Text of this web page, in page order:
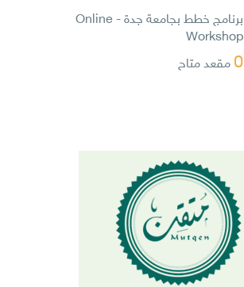
برنامج خطط بجامعة جدة - Online
Workshop
0 مقعد متاح